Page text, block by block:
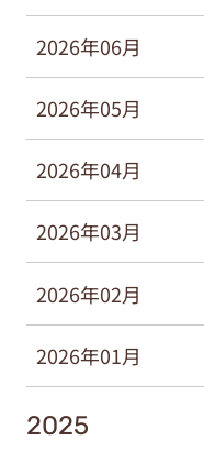
2026年06月
2026年05月
2026年04月
2026年03月
2026年02月
2026年01月
2025